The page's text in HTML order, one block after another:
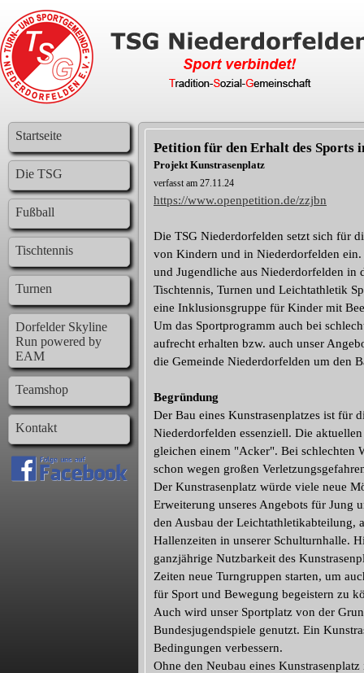
Startseite
Die TSG
Fußball
Tischtennis
Turnen
Dorfelder Skyline
Run powered by
EAM
Teamshop
Kontakt
Petition für den Erhalt des Sports
Projekt Kunstrasenplatz
verfasst am 27.11.24
https://www.openpetition.de/zzjbn
Die TSG Niederdorfelden setzt sich für
von Kindern und in Niederdorfelden
und Jugendliche aus Niederdorfelden in
Tischtennis, Turnen und Leichtathletik
eine Inklusionsgruppe für Kinder mit
Um das Sportprogramm auch bei
aufrecht erhalten bzw. auch unser
die Gemeinde Niederdorfelden um den
Begründung
Der Bau eines Kunstrasenplatzes ist für
Niederdorfelden essenziell. Die
gleichen einem "Acker". Bei schlechten
schon wegen großen
Der Kunstrasenplatz würde viele neue
Erweiterung unseres Angebots für Jung
den Ausbau der Leichtathletikabteilung,
Hallenzeiten in unserer Schulturnhalle.
ganzjährige Nutzbarkeit des
Zeiten neue Turngruppen starten, um
für Sport und Bewegung begeistern zu
Auch wird unser Sportplatz von der
Bundesjugendspiele genutzt. Ein
Bedingungen verbessern.
Ohne den Neubau eines